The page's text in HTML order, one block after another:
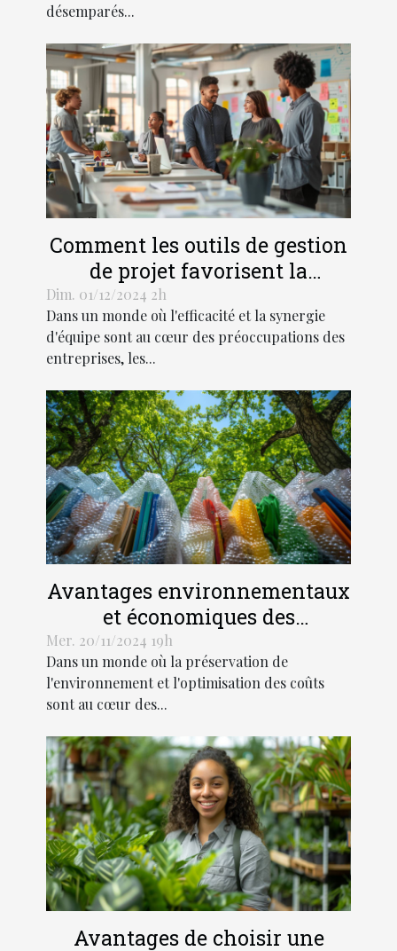
désemparés...
Comment les outils de gestion
de projet favorisent la
collaboration productive
Dim. 01/12/2024 2h
Dans un monde où l'efficacité et la synergie
d'équipe sont au cœur des préoccupations des
entreprises, les...
Avantages environnementaux
et économiques des
enveloppes à bulles dans
l'expédition
Mer. 20/11/2024 19h
Dans un monde où la préservation de
l'environnement et l'optimisation des coûts
sont au cœur des...
Avantages de choisir une